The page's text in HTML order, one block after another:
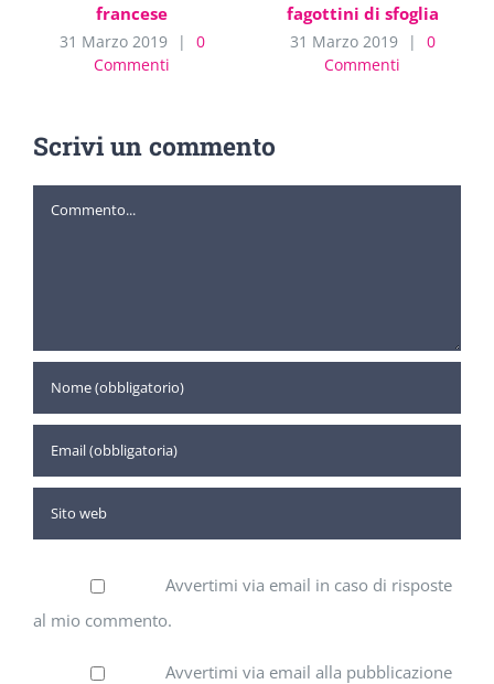
francese
31 Marzo 2019 |
0
Commenti
fagottini di sfoglia
31 Marzo 2019 |
0
Commenti
Scrivi un commento
Commento
Avvertimi via email in caso di risposte
al mio commento.
Avvertimi via email alla pubblicazione